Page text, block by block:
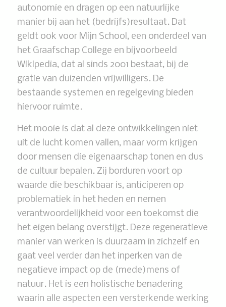
autonomie en dragen op een natuurlijke
manier bij aan het (bedrijfs)resultaat. Dat
geldt ook voor Mijn School, een onderdeel van
het Graafschap College en bijvoorbeeld
Wikipedia, dat al sinds 2001 bestaat, bij de
gratie van duizenden vrijwilligers. De
bestaande systemen en regelgeving bieden
hiervoor ruimte.
Het mooie is dat al deze ontwikkelingen niet
uit de lucht komen vallen, maar vorm krijgen
door mensen die eigenaarschap tonen en dus
de cultuur bepalen. Zij borduren voort op
waarde die beschikbaar is, anticiperen op
problematiek in het heden en nemen
verantwoordelijkheid voor een toekomst die
het eigen belang overstijgt. Deze regeneratieve
manier van werken is duurzaam in zichzelf en
gaat veel verder dan het inperken van de
negatieve impact op de (mede)mens of
natuur. Het is een holistische benadering
waarin alle aspecten een versterkende werking